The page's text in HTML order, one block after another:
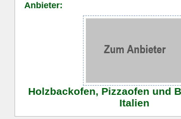
Anbieter:
Holzbackofen, Pizzaofen und
Italien